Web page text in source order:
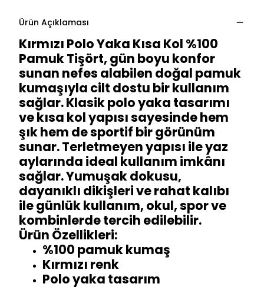
Ürün Açıklaması
Kırmızı Polo Yaka Kısa Kol %100
Pamuk Tişört, gün boyu konfor
sunan nefes alabilen doğal pamuk
kumaşıyla cilt dostu bir kullanım
sağlar. Klasik polo yaka tasarımı
ve kısa kol yapısı sayesinde hem
şık hem de sportif bir görünüm
sunar. Terletmeyen yapısı ile yaz
aylarında ideal kullanım imkânı
sağlar. Yumuşak dokusu,
dayanıklı dikişleri ve rahat kalıbı
ile günlük kullanım, okul, spor ve
kombinlerde tercih edilebilir.
Ürün Özellikleri:
%100 pamuk kumaş
Kırmızı renk
Polo yaka tasarım